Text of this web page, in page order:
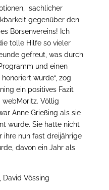
sachlicher
gegenüber den
Börsenvereins! Ich
tolle Hilfe so vieler
gefreut, was durch
und einen
wurde“, zog
ein positives Fazit
Völlig
Anne Grießing als sie
wurde. Sie hatte nicht
ihre nun fast dreijährige
davon ein Jahr als
David Vössing